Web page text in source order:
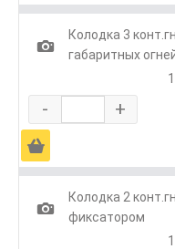
1
Колодка 3
габаритных
- +
Ä
1
Колодка 2
фиксатором